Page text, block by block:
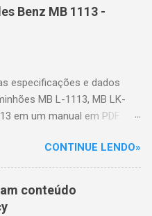
Benz MB 1113 -
especificações e dados
MB L-1113, MB LK-
em um manual em PDF.
de 1970 o motor de injeção
a uma nova família de
que viria a se constituir
de sucesso da marca,
CONTINUE LENDO»
conteúdo